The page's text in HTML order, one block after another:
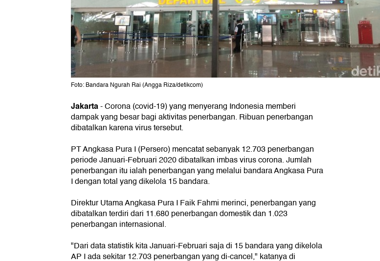
Foto: Bandara Ngurah Rai (Angga Riza/detikcom)
Jakarta-Corona (covid-19) yang menyerang Indonesia memberi
dampak yang besar bagi aktivitas penerbangan. Ribuan penerbangan
dibatalkan karena virus tersebut.
PT Angkasa Pura I (Persero) mencatat sebanyak 12.703 penerbangan
periode Januari-Februari 2020 dibatalkan imbas virus corona. Jumlah
penerbangan itu ialah penerbangan yang melalui bandara Angkasa Pura
I dengan total yang dikelola 15 bandara.
Direktur Utama Angkasa Pura I Faik Fahmi merinci, penerbangan yang
dibatalkan terdiri dari 11.680 penerbangan domestik dan 1.023
penerbangan internasional.
"Dari data statistik kita Januari-Februari saja di 15 bandara yang dikelola
AP I ada sekitar 12.703 penerbangan yang di-cancel," katanya di